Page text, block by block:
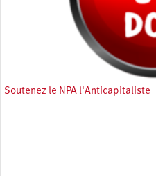
Soutenez le NPA l'Anticapitaliste